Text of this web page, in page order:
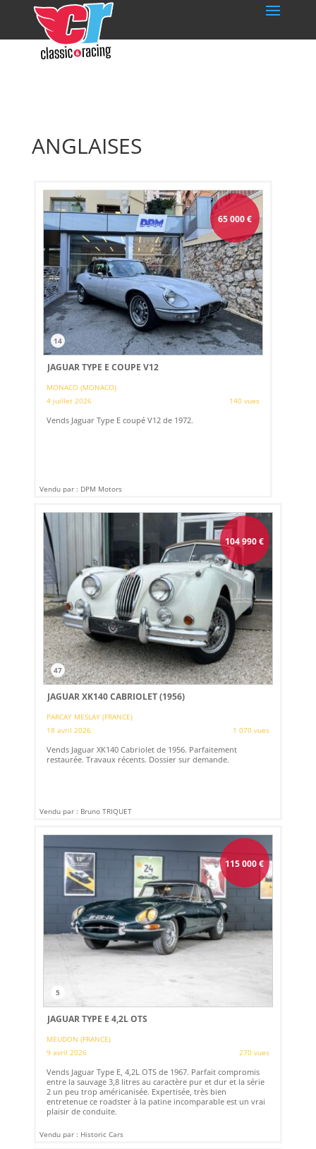
ANGLAISES
65 000€
14
JAGUAR TYPE E COUPE V12
MONACO (MONACO)
4 juillet 2026
140 vues
Vends Jaguar Type E coupé V12 de 1972.
Vendu par : DPM Motors
104 990€
47
JAGUAR XK140 CABRIOLET (1956)
PARCAY MESLAY (FRANCE)
18 avril 2026
1 070 vues
Vends Jaguar XK140 Cabriolet de 1956. Parfaitement
restaurée. Travaux récents. Dossier sur demande.
Vendu par : Bruno TRIQUET
115 000€
5
JAGUAR TYPE E 4,2L OTS
MEUDON (FRANCE)
9 avril 2026
270 vues
Vends Jaguar Type E, 4,2L OTS de 1967. Parfait compromis
entre la sauvage 3,8 litres au caractère pur et dur et la série
2 un peu trop américanisée. Expertisée, très bien
entretenue ce roadster à la patine incomparable est un vrai
plaisir de conduite.
Vendu par : Historic Cars